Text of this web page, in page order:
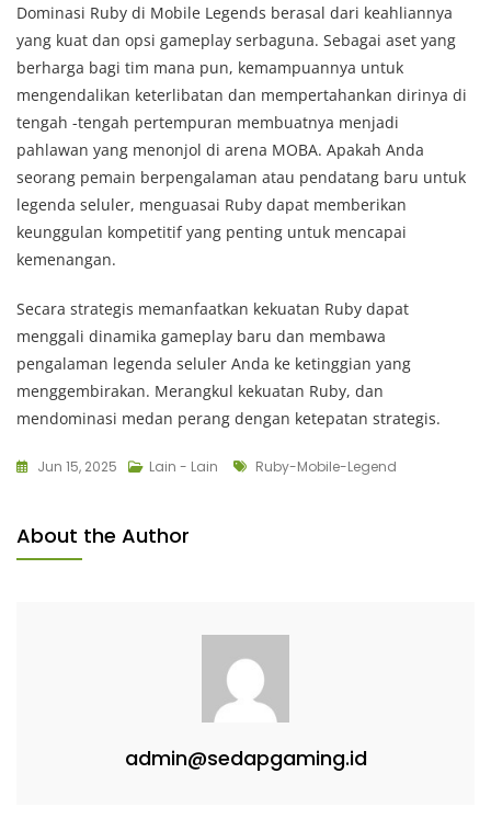
Dominasi Ruby di Mobile Legends berasal dari keahliannya
yang kuat dan opsi gameplay serbaguna. Sebagai aset yang
berharga bagi tim mana pun, kemampuannya untuk
mengendalikan keterlibatan dan mempertahankan dirinya di
tengah -tengah pertempuran membuatnya menjadi
pahlawan yang menonjol di arena MOBA. Apakah Anda
seorang pemain berpengalaman atau pendatang baru untuk
legenda seluler, menguasai Ruby dapat memberikan
keunggulan kompetitif yang penting untuk mencapai
kemenangan.
Secara strategis memanfaatkan kekuatan Ruby dapat
menggali dinamika gameplay baru dan membawa
pengalaman legenda seluler Anda ke ketinggian yang
menggembirakan. Merangkul kekuatan Ruby, dan
mendominasi medan perang dengan ketepatan strategis.
Jun 15, 2025 Lain - Lain Tags
Ruby-Mobile-Legend
About the Author
admin@sedapgaming.id